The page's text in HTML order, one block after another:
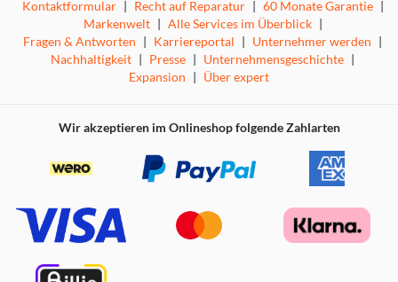
Kontaktformular | Recht auf Reparatur | 60 Monate Garantie |
Markenwelt | Alle Services im Überblick |
Fragen & Antworten | Karriereportal | Unternehmer werden |
Nachhaltigkeit | Presse | Unternehmensgeschichte |
Expansion | Über expert
Wir akzeptieren im Onlineshop folgende Zahlarten